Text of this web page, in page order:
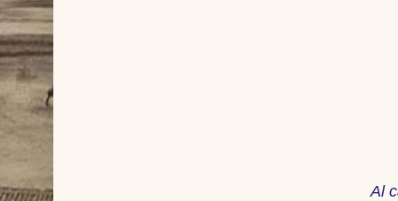
Al